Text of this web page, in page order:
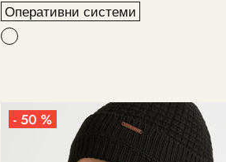
Оперативни системи
- 50 %